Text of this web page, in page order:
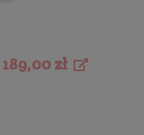
189,00 zł